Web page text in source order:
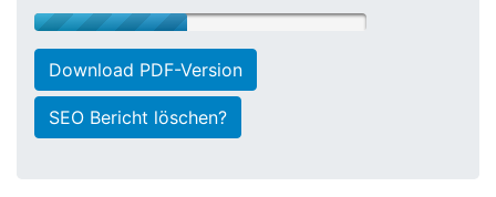
Download PDF-Version
SEO Bericht löschen?